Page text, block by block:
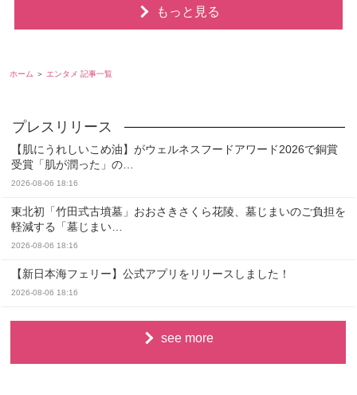
もっと見る
ホーム エンタメ 記事一覧
【肌にうれしいこめ油】がウェルネスフードアワード2026で銅賞
受賞「肌が潤った」の…
2026-08-06 18:16
東北初「竹田式古墳墓」おおさきさくら花陵、墓じまいのご負担を
軽減する「墓じまい…
2026-08-06 18:16
【新日本海フェリー】公式アプリをリリースしました！
2026-08-06 18:16
see more